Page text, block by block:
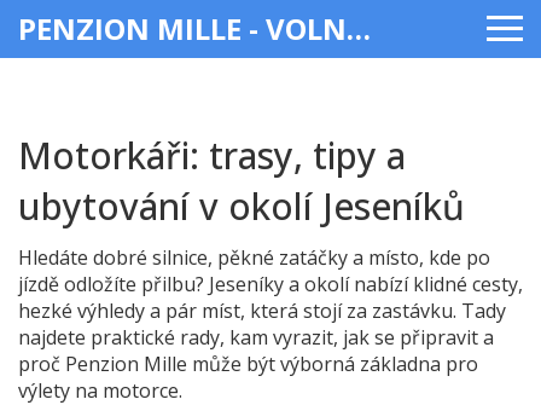
PENZION MILLE - VOLNÝ ČAS & ZÁBAVA
Motorkáři: trasy, tipy a
ubytování v okolí Jeseníků
Hledáte dobré silnice, pěkné zatáčky a místo, kde po
jízdě odložíte přilbu? Jeseníky a okolí nabízí klidné cesty,
hezké výhledy a pár míst, která stojí za zastávku. Tady
najdete praktické rady, kam vyrazit, jak se připravit a
proč Penzion Mille může být výborná základna pro
výlety na motorce.